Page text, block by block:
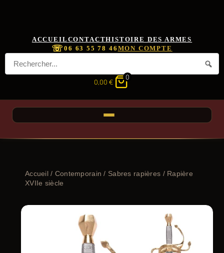
ACCUEIL CONTACTHISTOIRE DES ARMES
☏06 63 55 78 46 MON COMPTE
0,00 €
0
Accueil/ Contemporain / Sabres rapières / Rapière
XVIIe siècle